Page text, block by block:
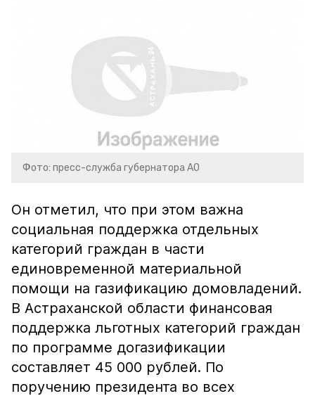
Фото: пресс-служба губернатора АО
Он отметил, что при этом важна
социальная поддержка отдельных
категорий граждан в части
единовременной материальной
помощи на газификацию домовладений.
В Астраханской области финансовая
поддержка льготных категорий граждан
по программе догазификации
составляет 45 000 рублей. По
поручению президента во всех